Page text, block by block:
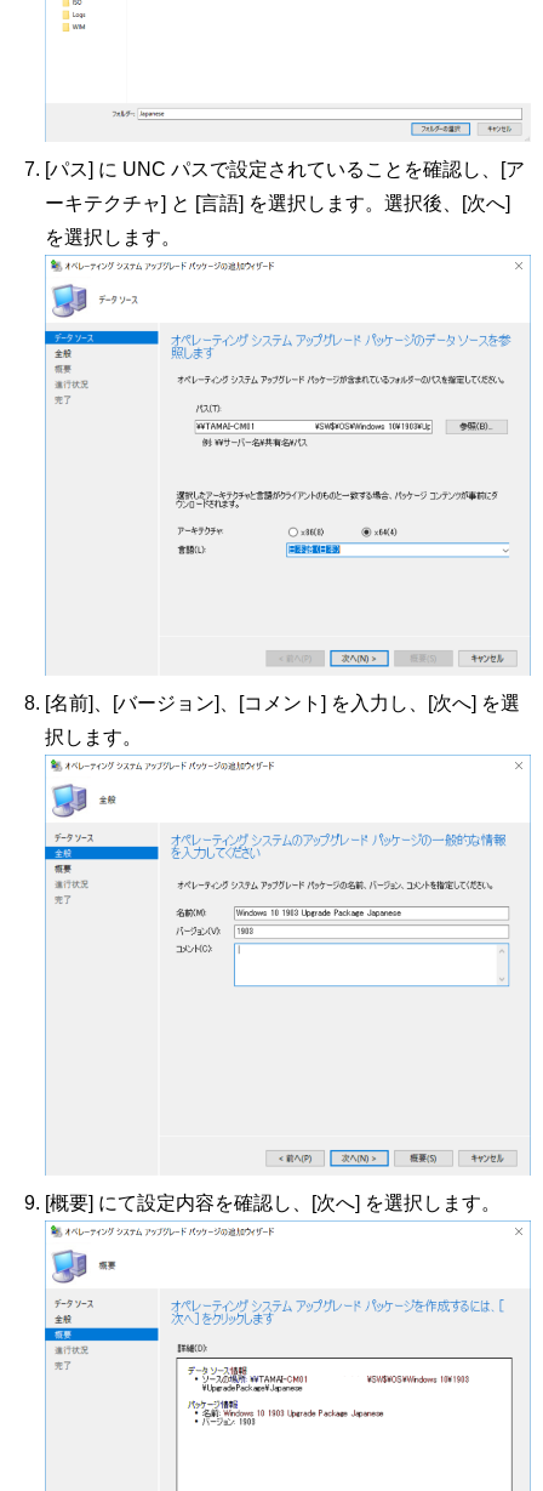
[パス] に UNC パスで設定されていることを確認し、[ア
ーキテクチャ] と [言語] を選択します。選択後、[次へ]
を選択します。
[名前]、[バージョン]、[コメント] を入力し、[次へ] を選
択します。
[概要] にて設定内容を確認し、[次へ] を選択します。